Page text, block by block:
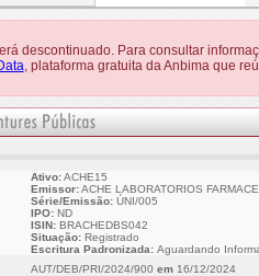
descontinuado. Para consultar
, plataforma gratuita da Anbima que
Ativo:ACHE15
Emissor:ACHE LABORATORIOS
Série/Emissão:ÚNI/005
IPO: ND
ISIN:BRACHEDBS042
Situação:Registrado
Escritura Padronizada: Aguardando
AUT/DEB/PRI/2024/900 em16/12/2024